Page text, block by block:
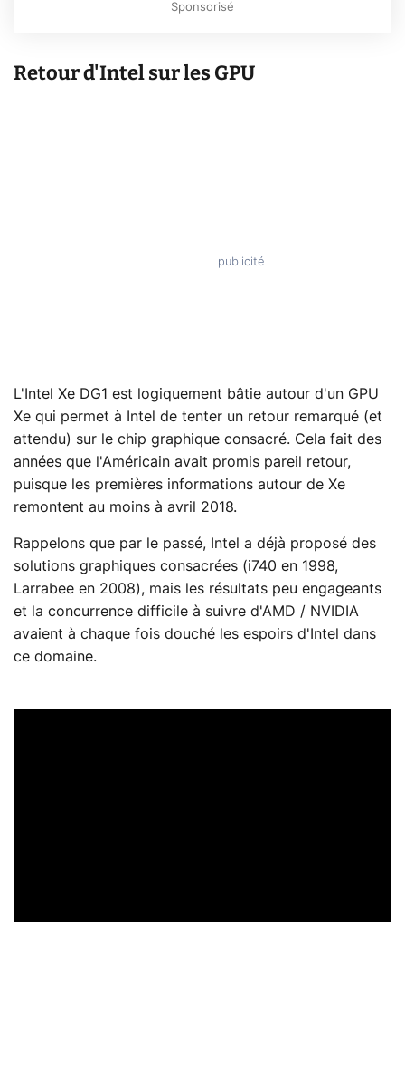
Sponsorisé
Retour d'Intel sur les GPU
L'Intel Xe DG1 est logiquement bâtie autour d'un GPU
Xe qui permet à Intel de tenter un retour remarqué (et
attendu) sur le chip graphique consacré. Cela fait des
années que l'Américain avait promis pareil retour,
puisque les premières informations autour de Xe
remontent au moins à avril 2018.
Rappelons que par le passé, Intel a déjà proposé des
solutions graphiques consacrées (i740 en 1998,
Larrabee en 2008), mais les résultats peu engageants
et la concurrence difficile à suivre d'AMD / NVIDIA
avaient à chaque fois douché les espoirs d'Intel dans
ce domaine.